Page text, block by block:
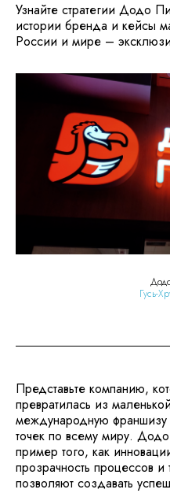
Узнайте стратегии Додо
истории бренда и кейсы
России и мире –
Гусь-
Представьте компанию,
превратилась из
международную
точек по всему миру.
пример того, как
прозрачность процессов
позволяют создавать